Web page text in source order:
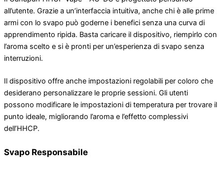
all’utente. Grazie a un’interfaccia intuitiva, anche chi è alle prime
armi con lo svapo può goderne i benefici senza una curva di
apprendimento ripida. Basta caricare il dispositivo, riempirlo con
l’aroma scelto e si è pronti per un’esperienza di svapo senza
interruzioni.
Il dispositivo offre anche impostazioni regolabili per coloro che
desiderano personalizzare le proprie sessioni. Gli utenti
possono modificare le impostazioni di temperatura per trovare il
punto ideale, migliorando l’aroma e l’effetto complessivi
dell’HHCP.
Svapo Responsabile